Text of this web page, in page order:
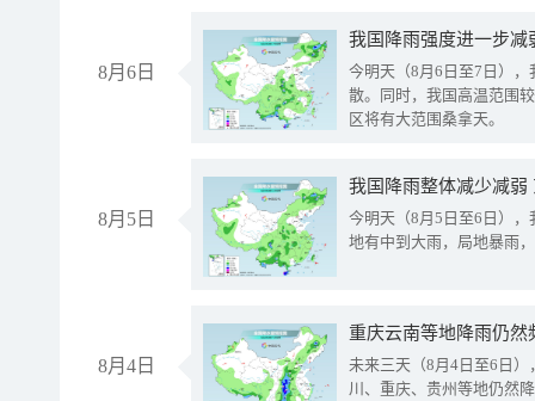
8月6日
今明天（8月6日至7日）
散。同时，我国高温范围
区将有大范围桑拿天。
8月5日
我国降雨整体减少减弱
今明天（8月5日至6日）
地有中到大雨，局地暴雨
8月4日
重庆云南等地降雨仍然
未来三天（8月4日至6日
川、重庆、贵州等地仍然